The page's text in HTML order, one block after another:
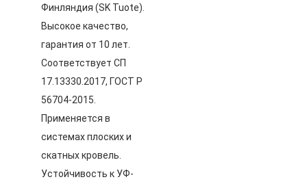
Финляндия (SK Tuote).
Высокое качество,
гарантия от 10 лет.
Соответствует СП
17.13330.2017, ГОСТ Р
56704-2015.
Применяется в
системах плоских и
скатных кровель.
Устойчивость к УФ-